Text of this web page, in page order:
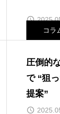
コラ
圧倒的
で “狙
提案”